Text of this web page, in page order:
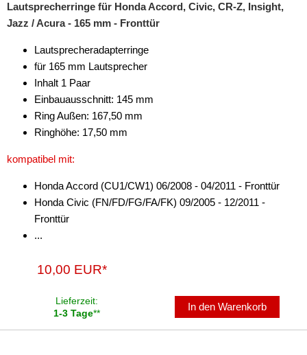
Lautsprecherringe für Honda Accord, Civic, CR-Z, Insight,
Jazz / Acura - 165 mm - Fronttür
Lautsprecheradapterringe
für 165 mm Lautsprecher
Inhalt 1 Paar
Einbauausschnitt: 145 mm
Ring Außen: 167,50 mm
Ringhöhe: 17,50 mm
kompatibel mit:
Honda Accord (CU1/CW1) 06/2008 - 04/2011 - Fronttür
Honda Civic (FN/FD/FG/FA/FK) 09/2005 - 12/2011 -
Fronttür
...
10,00 EUR*
Lieferzeit:
1-3 Tage**
In den Warenkorb